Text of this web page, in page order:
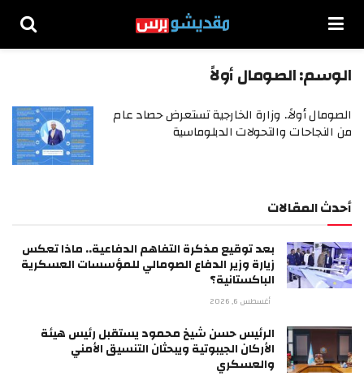
الوسم:الصومال أولاً
الصومال أولاً.. وزارة الخارجية تستعرض حصاد عام
من النجاحات والتحولات الدبلوماسية
أحدث المقالات
بعد توقيع مذكرة التفاهم الدفاعية.. ماذا تعكس
زيارة وزير الدفاع الصومالي للمؤسسات العسكرية
الباكستانية؟
أغسطس 6, 2026
الرئيس حسن شيخ محمود يستقبل رئيس هيئة
الأركان الجيبوتية ويبحثان التنسيق الأمني
والعسكري